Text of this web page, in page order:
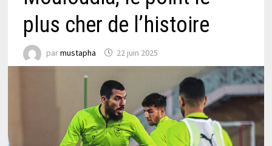
plus cher de l’histoire
parmustapha 22 juin 2025